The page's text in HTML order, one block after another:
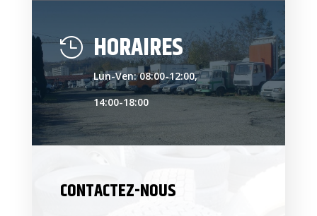
 HORAIRES
Lun-Ven: 08:00-12:00,
14:00-18:00
CONTACTEZ-NOUS